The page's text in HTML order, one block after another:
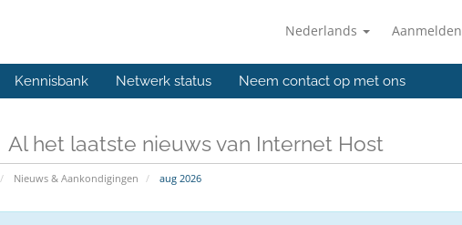
Nederlands Aanmelden
Kennisbank Netwerk status Neem contact op met ons
Al het laatste nieuws van Internet Host
Nieuws & Aankondigingen aug 2026